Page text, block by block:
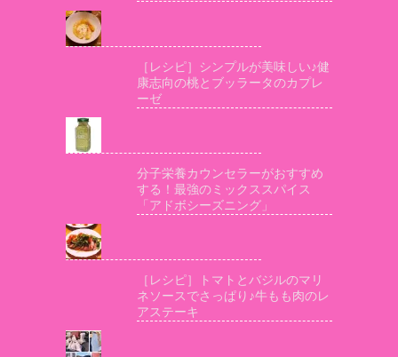
［レシピ］シンプルが美味しい♪健
康志向の桃とブッラータのカプレ
ーゼ
分子栄養カウンセラーがおすすめ
する！最強のミックススパイス
「アドボシーズニング」
［レシピ］トマトとバジルのマリ
ネソースでさっぱり♪牛もも肉のレ
アステーキ